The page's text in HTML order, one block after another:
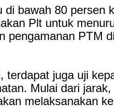
di bawah 80 persen
Plt untuk
pengamanan PTM
terdapat juga uji
Mulai dari
melaksanakan